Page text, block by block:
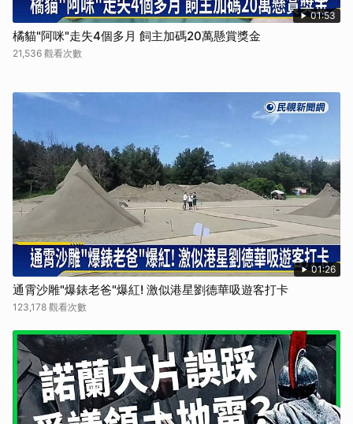
01:53
橘貓"阿咪"走失4個多月 飼主加碼20萬懸賞獎金
21,536 觀看次數
01:26
通霄沙雕"爆錶老爸"爆紅! 激似港星劉德華吸遊客打卡
123,178 觀看次數